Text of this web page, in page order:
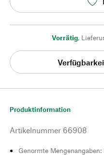
Vorrätig,
Produktinformation
Artikelnummer 66908
Genormte